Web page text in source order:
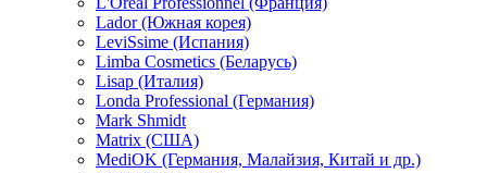
Lador (Южная корея)
LeviSsime (Испания)
Limba Cosmetics (Беларусь)
Lisap (Италия)
Londa Professional (Германия)
Mark Shmidt
Matrix (США)
MediOK (Германия, Малайзия, Китай и др.)